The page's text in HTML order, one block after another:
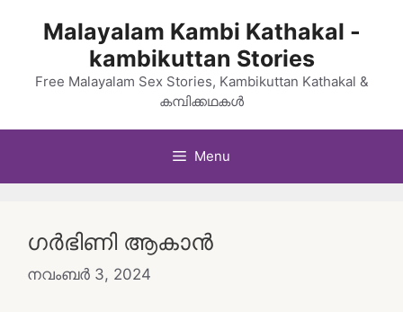
Malayalam Kambi Kathakal -
kambikuttan Stories
Free Malayalam Sex Stories, Kambikuttan Kathakal &
കമ്പിക്കഥകൾ
Menu
ഗർഭിണി ആകാൻ
നവംബർ 3, 2024